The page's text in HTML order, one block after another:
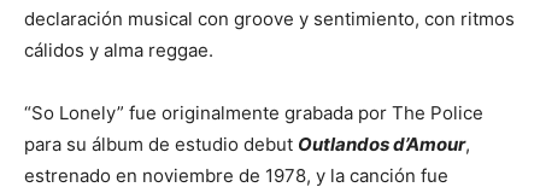
declaración musical con groove y sentimiento, con ritmos
cálidos y alma reggae.
“So Lonely” fue originalmente grabada por The Police
para su álbum de estudio debut Outlandos d’Amour,
estrenado en noviembre de 1978, y la canción fue